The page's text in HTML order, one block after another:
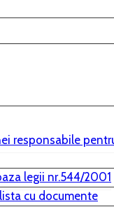
responsabile
legii nr.544/2001
cu documente